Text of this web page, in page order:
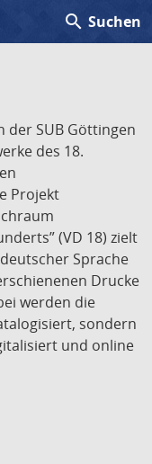
search Suchen
der SUB Göttingen
des 18.
Projekt
(VD 18) zielt
Sprache
Drucke
werden die
sondern
und online